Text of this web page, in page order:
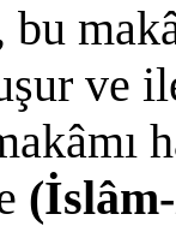
bu
ve